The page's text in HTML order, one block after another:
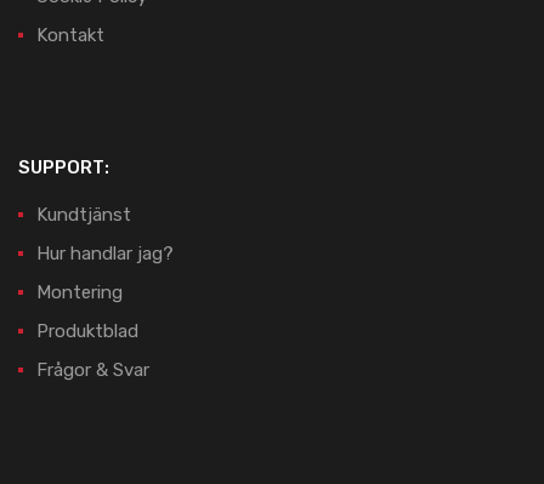
Kontakt
SUPPORT:
Kundtjänst
Hur handlar jag?
Montering
Produktblad
Frågor & Svar